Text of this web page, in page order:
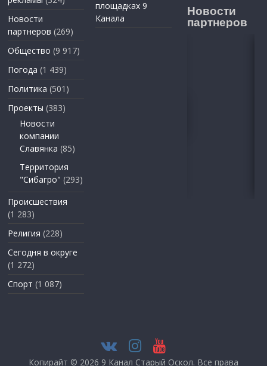
Новости
партнеров (269)
Общество (9 917)
Погода (1 439)
Политика (501)
Проекты (383)
Новости
компании
Славянка (85)
Территория
"Сибагро" (293)
Происшествия
(1 283)
Религия (228)
Сегодня в округе
(1 272)
Спорт (1 087)
площадках 9
Канала
Новости
партнеров
Копирайт © 2026 9 Канал Старый Оскол. Все права